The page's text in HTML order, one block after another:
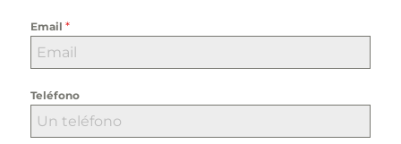
Email *
Teléfono